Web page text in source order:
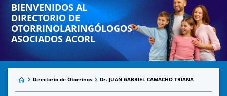
BIENVENIDOS AL
DIRECTORIO DE
OTORRINOLARINGÓLOGOS
ASOCIADOS ACORL
Directorio de Otorrinos Dr. JUAN GABRIEL CAMACHO TRIANA